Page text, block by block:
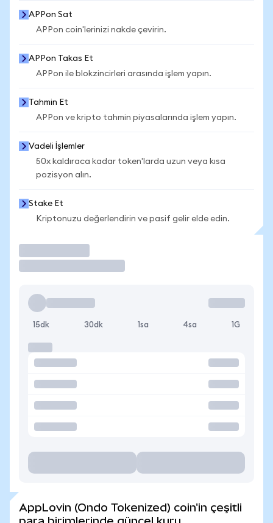
APPon Sat
APPon coin'lerinizi nakde çevirin.
APPon Takas Et
APPon ile blokzincirleri arasında işlem yapın.
Tahmin Et
APPon ve kripto tahmin piyasalarında işlem yapın.
Vadeli İşlemler
50x kaldıraca kadar token'larda uzun veya kısa
pozisyon alın.
Stake Et
Kriptonuzu değerlendirin ve pasif gelir elde edin.
15dk 30dk 1sa 4sa 1G
AppLovin (Ondo Tokenized) coin'in çeşitli